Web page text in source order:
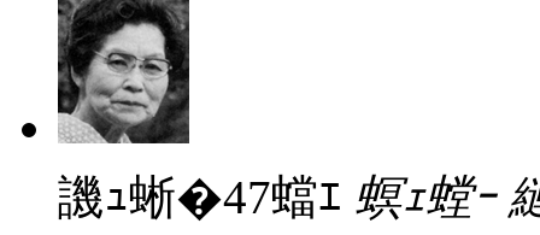
譏ｭ蜥�47蟷ｴ 螟ｪ螳ｰ